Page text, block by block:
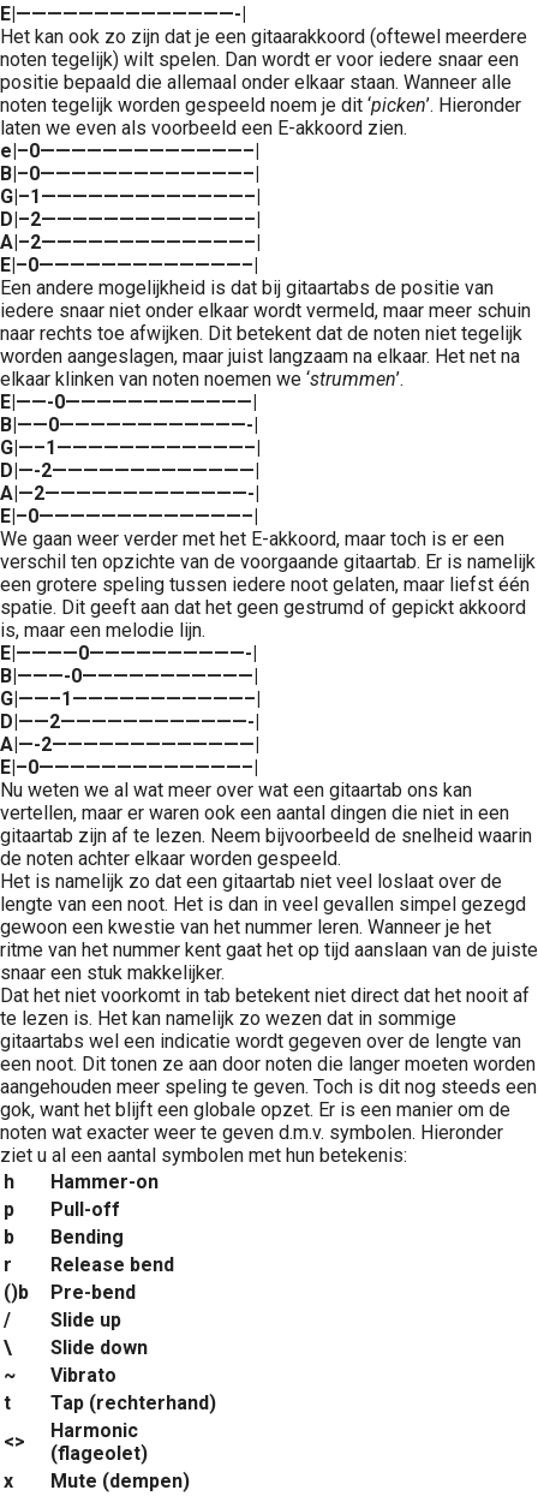
E|——————————————-|
Het kan ook zo zijn dat je een gitaarakkoord (oftewel meerdere
noten tegelijk) wilt spelen. Dan wordt er voor iedere snaar een
positie bepaald die allemaal onder elkaar staan. Wanneer alle
noten tegelijk worden gespeeld noem je dit ‘picken’. Hieronder
laten we even als voorbeeld een E-akkoord zien.
e|–0—————————————–|
B|–0—————————————–|
G|–1—————————————–|
D|–2—————————————–|
A|–2—————————————–|
E|–0—————————————–|
Een andere mogelijkheid is dat bij gitaartabs de positie van
iedere snaar niet onder elkaar wordt vermeld, maar meer schuin
naar rechts toe afwijken. Dit betekent dat de noten niet tegelijk
worden aangeslagen, maar juist langzaam na elkaar. Het net na
elkaar klinken van noten noemen we ‘strummen’.
E|——-0————————————|
B|——0————————————-|
G|—–1————————————–|
D|—-2—————————————|
A|—2—————————————-|
E|–0—————————————–|
We gaan weer verder met het E-akkoord, maar toch is er een
verschil ten opzichte van de voorgaande gitaartab. Er is namelijk
een grotere speling tussen iedere noot gelaten, maar liefst één
spatie. Dit geeft aan dat het geen gestrumd of gepickt akkoord
is, maar een melodie lijn.
E|————0——————————-|
B|———-0———————————|
G|——–1———————————–|
D|——2————————————-|
A|—-2—————————————|
E|–0—————————————–|
Nu weten we al wat meer over wat een gitaartab ons kan
vertellen, maar er waren ook een aantal dingen die niet in een
gitaartab zijn af te lezen. Neem bijvoorbeeld de snelheid waarin
de noten achter elkaar worden gespeeld.
Het is namelijk zo dat een gitaartab niet veel loslaat over de
lengte van een noot. Het is dan in veel gevallen simpel gezegd
gewoon een kwestie van het nummer leren. Wanneer je het
ritme van het nummer kent gaat het op tijd aanslaan van de juiste
snaar een stuk makkelijker.
Dat het niet voorkomt in tab betekent niet direct dat het nooit af
te lezen is. Het kan namelijk zo wezen dat in sommige
gitaartabs wel een indicatie wordt gegeven over de lengte van
een noot. Dit tonen ze aan door noten die langer moeten worden
aangehouden meer speling te geven. Toch is dit nog steeds een
gok, want het blijft een globale opzet. Er is een manier om de
noten wat exacter weer te geven d.m.v. symbolen. Hieronder
ziet u al een aantal symbolen met hun betekenis:
h
Hammer-on
p
Pull-off
b
Bending
r
Release bend
()b
Pre-bend
/
Slide up
\
Slide down
~
Vibrato
t
Tap (rechterhand)
<>
Harmonic
(flageolet)
x
Mute (dempen)